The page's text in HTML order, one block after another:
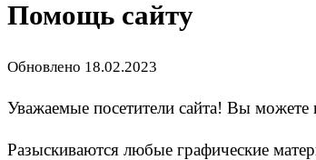
Помощь сайту
Обновлено 18.02.2023
Уважаемые посетители сайта! Вы
Разыскиваются любые графические